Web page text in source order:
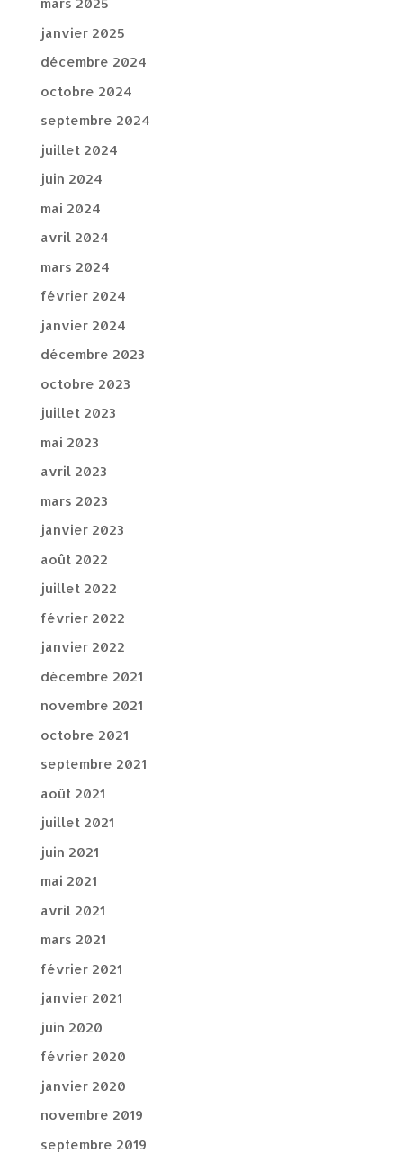
janvier 2025
décembre 2024
octobre 2024
septembre 2024
juillet 2024
juin 2024
mai 2024
avril 2024
mars 2024
février 2024
janvier 2024
décembre 2023
octobre 2023
juillet 2023
mai 2023
avril 2023
mars 2023
janvier 2023
août 2022
juillet 2022
février 2022
janvier 2022
décembre 2021
novembre 2021
octobre 2021
septembre 2021
août 2021
juillet 2021
juin 2021
mai 2021
avril 2021
mars 2021
février 2021
janvier 2021
juin 2020
février 2020
janvier 2020
novembre 2019
septembre 2019